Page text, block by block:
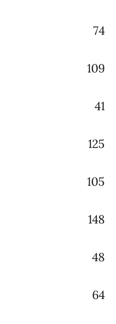
74
109
41
125
105
148
48
64